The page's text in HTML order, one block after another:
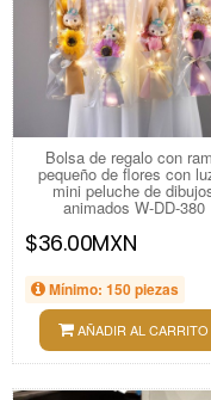
Bolsa de regalo con
pequeño de flores con
mini peluche de
animados W-DD-380
$36.00MXN
Mínimo: 150 piezas
AÑADIR AL CARRITO